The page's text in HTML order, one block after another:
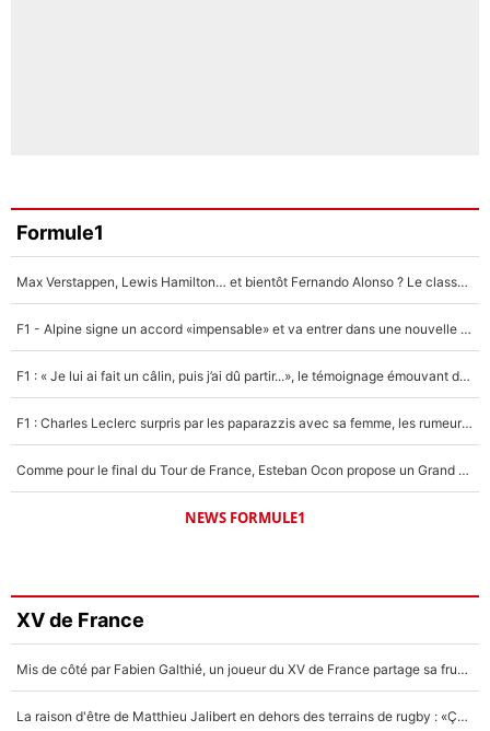
Formule1
Max Verstappen, Lewis Hamilton… et bientôt Fernando Alonso ? Le classement des pilotes les mieux payés en Formule 1 risque de changer !
F1 - Alpine signe un accord «impensable» et va entrer dans une nouvelle dimension : Grande nouvelle pour Pierre Gasly !
F1 : « Je lui ai fait un câlin, puis j’ai dû partir...», le témoignage émouvant de Max Verstappen sur sa fille
F1 : Charles Leclerc surpris par les paparazzis avec sa femme, les rumeurs étaient vraies !
Comme pour le final du Tour de France, Esteban Ocon propose un Grand Prix de Formule 1 à Paris : «Autour de l’Arc de Triomphe, ce serait génial» !
NEWS FORMULE1
XV de France
Mis de côté par Fabien Galthié, un joueur du XV de France partage sa frustration : «ils ne me l’ont pas dit tout de suite»
La raison d'être de Matthieu Jalibert en dehors des terrains de rugby : «Ça m'atteint autant que si tu touches à un membre de ma famille»